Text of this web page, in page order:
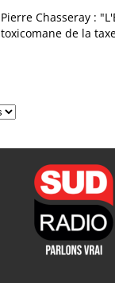
Pierre Chasseray :
toxicomane de la